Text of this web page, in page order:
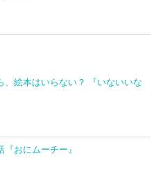
、絵本はいらない？ 『いないいな
おにムーチー』